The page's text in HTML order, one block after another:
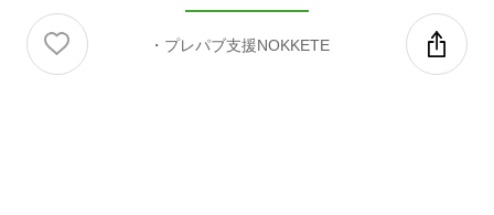
プレパブ支援NOKKETE